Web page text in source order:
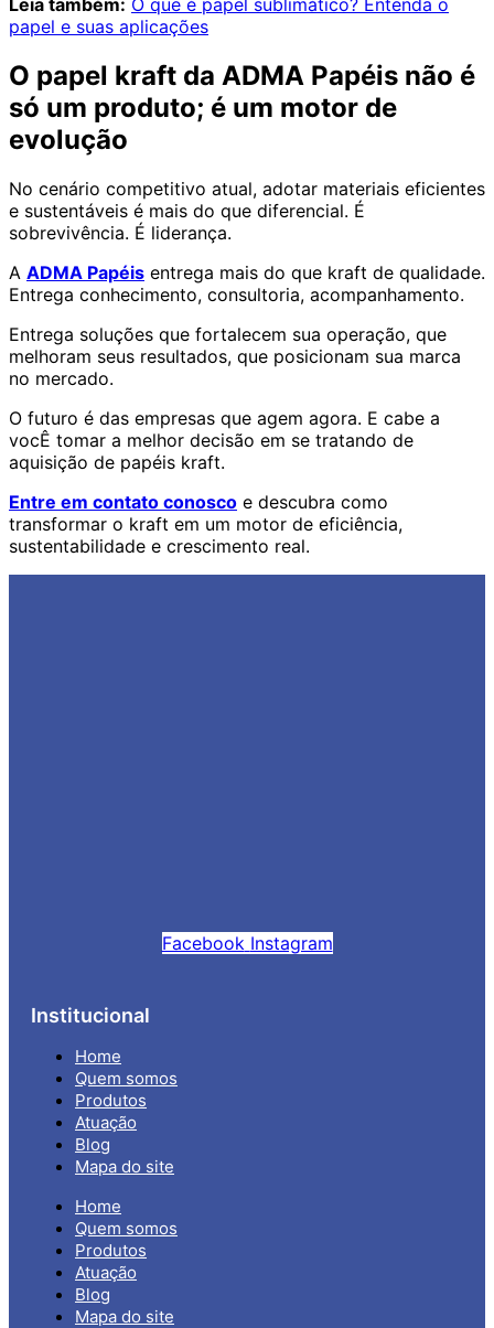
Leia também: O que é papel sublimático? Entenda o
papel e suas aplicações
O papel kraft da ADMA Papéis não é
só um produto; é um motor de
evolução
No cenário competitivo atual, adotar materiais eficientes
e sustentáveis é mais do que diferencial. É
sobrevivência. É liderança.
A ADMA Papéis entrega mais do que kraft de qualidade.
Entrega conhecimento, consultoria, acompanhamento.
Entrega soluções que fortalecem sua operação, que
melhoram seus resultados, que posicionam sua marca
no mercado.
O futuro é das empresas que agem agora. E cabe a
vocÊ tomar a melhor decisão em se tratando de
aquisição de papéis kraft.
Entre em contato conosco e descubra como
transformar o kraft em um motor de eficiência,
sustentabilidade e crescimento real.
Facebook Instagram
Institucional
Home
Quem somos
Produtos
Atuação
Blog
Mapa do site
Home
Quem somos
Produtos
Atuação
Blog
Mapa do site